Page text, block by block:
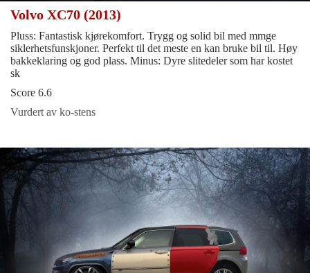
Volvo XC70 (2013)
Pluss: Fantastisk kjørekomfort. Trygg og solid bil med mmge
siklerhetsfunskjoner. Perfekt til det meste en kan bruke bil til. Høy
bakkeklaring og god plass. Minus: Dyre slitedeler som har kostet
sk
Score 6.6
Vurdert av ko-stens